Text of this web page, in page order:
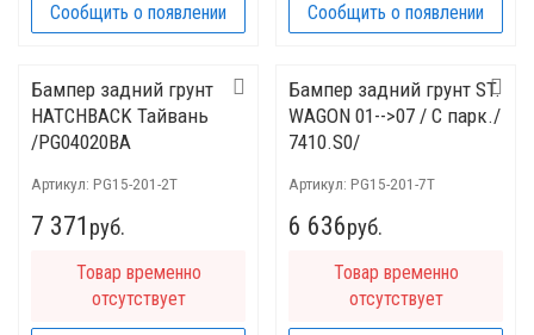
Сообщить о появлении Сообщить о появлении
Бампер задний грунт
HATCHBACK Тайвань
/PG04020BA
Артикул: PG15-201-2T
7 371 руб.
Товар временно
отсутствует
Бампер задний грунт ST.
WAGON 01-->07 / С парк./
7410.S0/
Артикул: PG15-201-7T
6 636руб.
Товар временно
отсутствует